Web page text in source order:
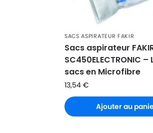
SACS ASPIRATEUR FAKIR
Sacs aspirateur
SC450ELECTRONIC –
sacs en Microfibre
13,54 €
Ajouter au